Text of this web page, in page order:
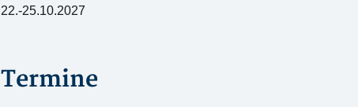
22.-25.10.2027
Termine